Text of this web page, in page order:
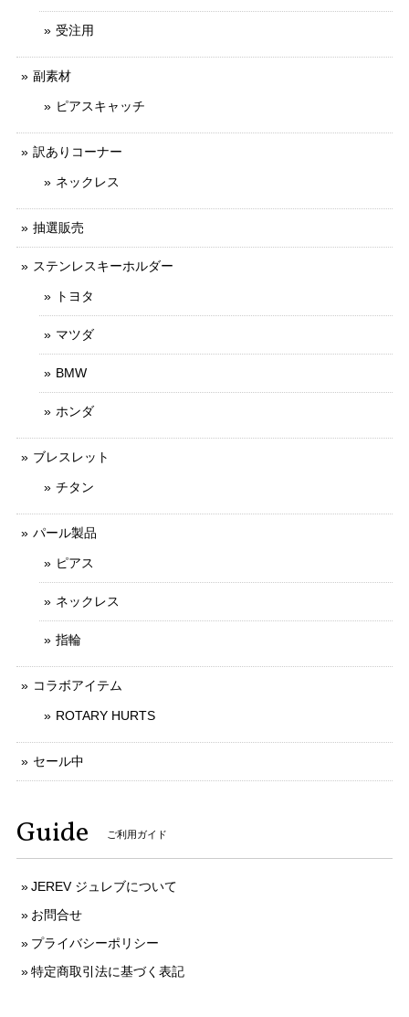
受注用
副素材
ピアスキャッチ
訳ありコーナー
ネックレス
抽選販売
ステンレスキーホルダー
トヨタ
マツダ
BMW
ホンダ
ブレスレット
チタン
パール製品
ピアス
ネックレス
指輪
コラボアイテム
ROTARY HURTS
セール中
Guide ご利用ガイド
JEREV ジュレブについて
お問合せ
プライバシーポリシー
特定商取引法に基づく表記